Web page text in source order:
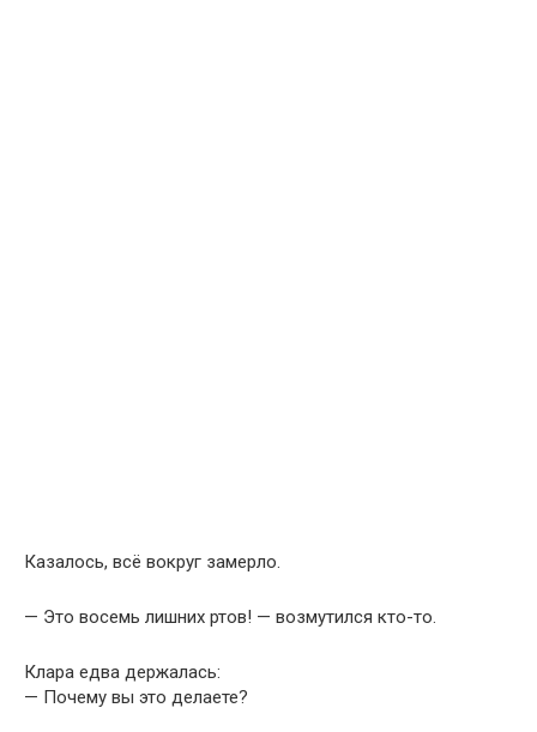
Казалось, всё вокруг замерло.
— Это восемь лишних ртов! — возмутился кто-то.
Клара едва держалась:
— Почему вы это делаете?